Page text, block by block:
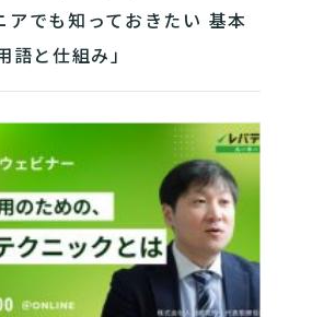
アでも知っておきたい 基本
と仕組み」